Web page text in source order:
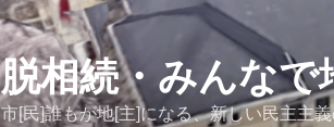
脱相続・みんなで
市[民]誰もが地[主]になる、新しい民主主